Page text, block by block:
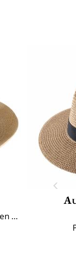
Sombrero panama trenzado a mano en Ecuador